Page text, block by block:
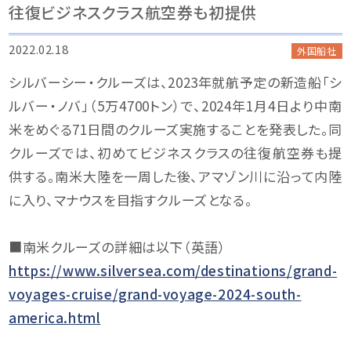
往復ビジネスクラス航空券も初提供
2022.02.18 外国船社
シルバーシー・クルーズは、2023年就航予定の新造船「シ
ルバー・ノバ」（5万4700トン）で、2024年1月4日より中南
米をめぐる71日間のクルーズ実施することを発表した。同
クルーズでは、初めてビジネスクラスの往復航空券も提
供する。南米大陸を一周した後、アマゾン川に沿って内陸
に入り、マナウスを目指すクルーズとなる。
■南米クルーズの詳細は以下（英語）
https://www.silversea.com/destinations/grand-
voyages-cruise/grand-voyage-2024-south-
america.html